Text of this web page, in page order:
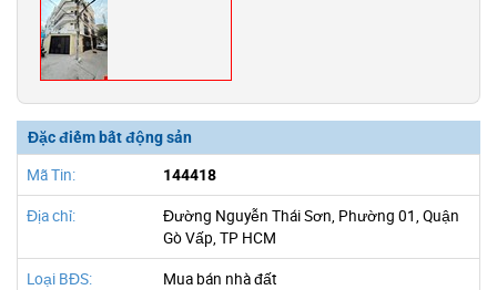
Đặc điểm bất động sản
Mã Tin: 144418
Địa chỉ:
Đường Nguyễn Thái Sơn, Phường 01, Quận
Gò Vấp, TP HCM
Loại BĐS: Mua bán nhà đất